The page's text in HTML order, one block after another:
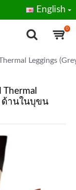
English
0
Leggings
ด้านในบุขน